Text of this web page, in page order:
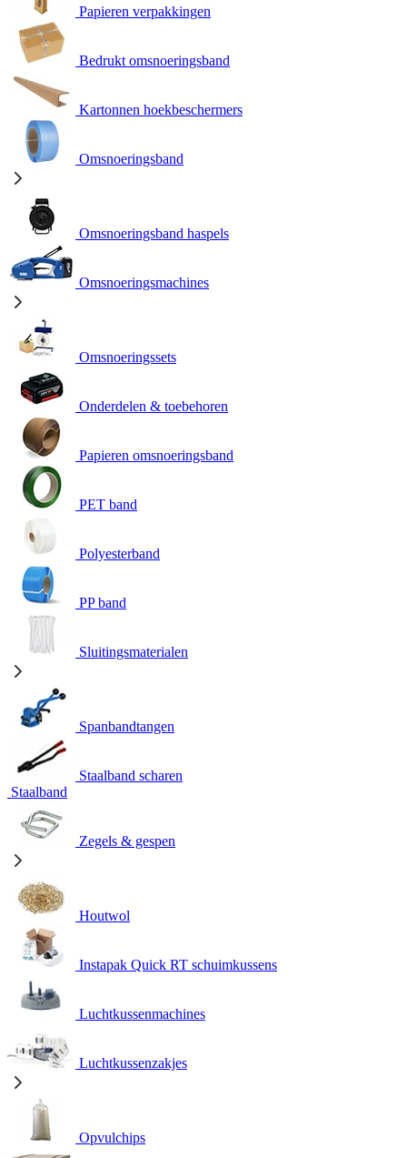
Papieren verpakkingen
Bedrukt omsnoeringsband
Kartonnen hoekbeschermers
Omsnoeringsband
Omsnoeringsband haspels
Omsnoeringsmachines
Omsnoeringssets
Onderdelen & toebehoren
Papieren omsnoeringsband
PET band
Polyesterband
PP band
Sluitingsmaterialen
Spanbandtangen
Staalband scharen
Staalband
Zegels & gespen
Houtwol
Instapak Quick RT schuimkussens
Luchtkussenmachines
Luchtkussenzakjes
Opvulchips